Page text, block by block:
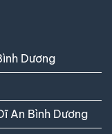
Dương
An Bình Dương